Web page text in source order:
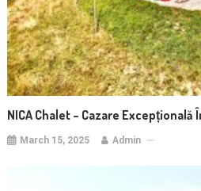
NICA Chalet – Cazare Excepțională
March 15, 2025 Admin